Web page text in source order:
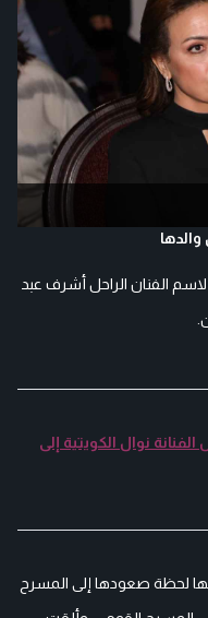
والدها
الفنان الراحل أشرف عبد
نوال الكويتية إلى
لحظة صعودها إلى المسرح